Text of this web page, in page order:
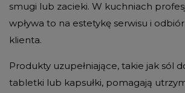
smugi lub zacieki. W kuchniach
wpływa to na estetykę serwisu i
klienta.
Produkty uzupełniające, takie jak sól
tabletki lub kapsułki, pomagają